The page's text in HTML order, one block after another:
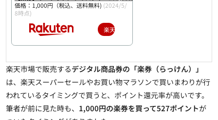
価格：1,000円（税込、送料無料) (2024/5/
8時点)
楽天で購入
楽天市場で販売するデジタル商品券の「楽券（らっけん）」
は、楽天スーパーセールやお買い物マラソンで買いまわりが行
われているタイミングで買うと、ポイント還元率が高いです。
筆者が前に見た時も、 1,000円の楽券を買って527ポイントが